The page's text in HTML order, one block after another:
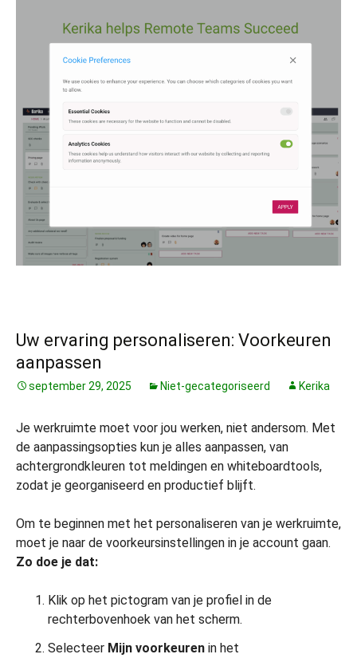
Uw ervaring personaliseren: Voorkeuren
aanpassen
september 29, 2025 Niet-gecategoriseerd Kerika
Je werkruimte moet voor jou werken, niet andersom. Met
de aanpassingsopties kun je alles aanpassen, van
achtergrondkleuren tot meldingen en whiteboardtools,
zodat je georganiseerd en productief blijft.
Om te beginnen met het personaliseren van je werkruimte,
moet je naar de voorkeursinstellingen in je account gaan.
Zo doe je dat:
Klik op het pictogram van je profiel in de
rechterbovenhoek van het scherm.
Selecteer Mijn voorkeuren in het